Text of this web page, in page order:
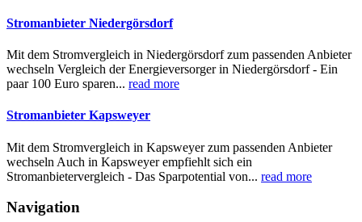
Stromanbieter Niedergörsdorf
Mit dem Stromvergleich in Niedergörsdorf zum passenden Anbieter
wechseln Vergleich der Energieversorger in Niedergörsdorf - Ein
paar 100 Euro sparen... read more
Stromanbieter Kapsweyer
Mit dem Stromvergleich in Kapsweyer zum passenden Anbieter
wechseln Auch in Kapsweyer empfiehlt sich ein
Stromanbietervergleich - Das Sparpotential von... read more
Navigation